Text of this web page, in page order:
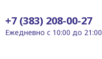
+7 (383) 208-00-27
Ежедневно с 10:00 до 21:00